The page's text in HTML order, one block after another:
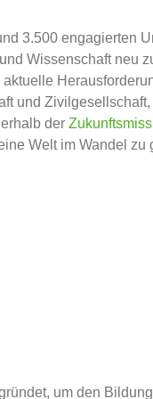
3.500 engagierten
Wissenschaft neu
und
der
Welt im Wandel zu
um den